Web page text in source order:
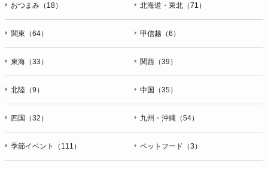
おつまみ（18） 北海道・東北（71）
関東（64） 甲信越（6）
東海（33） 関西（39）
北陸（9） 中国（35）
四国（32） 九州・沖縄（54）
季節イベント（111） ペットフード（3）